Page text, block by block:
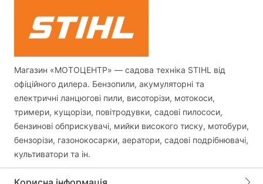
Магазин «МОТОЦЕНТР» — садова техніка STIHL від
офіційного дилера. Бензопили, акумуляторні та
електричні ланцюгові пили, висоторізи, мотокоси,
тримери, кущорізи, повітродувки, садові пилососи,
бензинові обприскувачі, мийки високого тиску, мотобури,
бензорізи, газонокосарки, аератори, садові подрібнювачі,
культиватори та ін.